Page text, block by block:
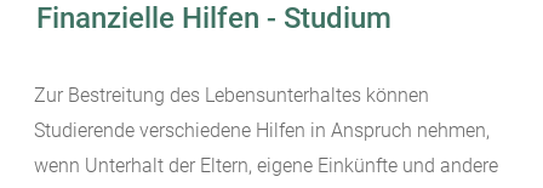
Finanzielle Hilfen - Studium
Zur Bestreitung des Lebensunterhaltes können
Studierende verschiedene Hilfen in Anspruch nehmen,
wenn Unterhalt der Eltern, eigene Einkünfte und andere